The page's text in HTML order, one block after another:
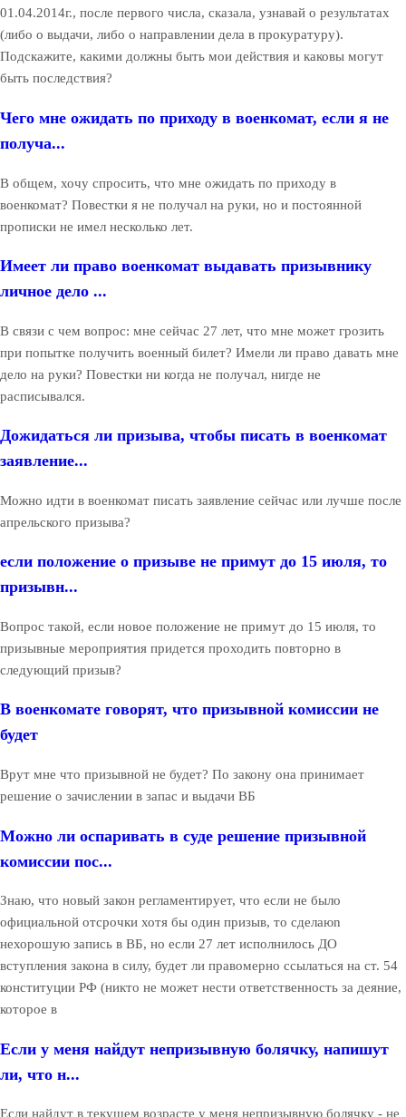
01.04.2014г., после первого числа, сказала, узнавай о результатах
(либо о выдачи, либо о направлении дела в прокуратуру).
Подскажите, какими должны быть мои действия и каковы могут
быть последствия?
Чего мне ожидать по приходу в военкомат, если я не
получа...
В общем, хочу спросить, что мне ожидать по приходу в
военкомат? Повестки я не получал на руки, но и постоянной
прописки не имел несколько лет.
Имеет ли право военкомат выдавать призывнику
личное дело ...
В связи с чем вопрос: мне сейчас 27 лет, что мне может грозить
при попытке получить военный билет? Имели ли право давать мне
дело на руки? Повестки ни когда не получал, нигде не
расписывался.
Дожидаться ли призыва, чтобы писать в военкомат
заявление...
Можно идти в военкомат писать заявление сейчас или лучше после
апрельского призыва?
если положение о призыве не примут до 15 июля, то
призывн...
Вопрос такой, если новое положение не примут до 15 июля, то
призывные мероприятия придется проходить повторно в
следующий призыв?
В военкомате говорят, что призывной комиссии не
будет
Врут мне что призывной не будет? По закону она принимает
решение о зачислении в запас и выдачи ВБ
Можно ли оспаривать в суде решение призывной
комиссии пос...
Знаю, что новый закон регламентирует, что если не было
официальной отсрочки хотя бы один призыв, то сделаюn
нехорошую запись в ВБ, но если 27 лет исполнилось ДО
вступления закона в силу, будет ли правомерно ссылаться на ст. 54
конституции РФ (никто не может нести ответственность за деяние,
которое в
Если у меня найдут непризывную болячку, напишут
ли, что н...
Если найдут в текущем возрасте у меня непризывную болячку - не